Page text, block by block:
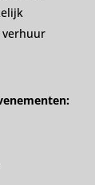
verhuur